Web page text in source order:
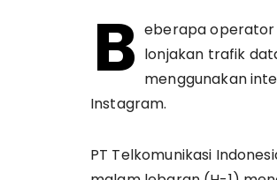
B eberapa
lonjakan trafik
menggunakan
Instagram.
PT Telkomunikasi